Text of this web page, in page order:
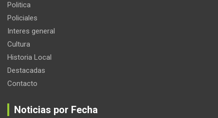
Politica
Policiales
Interes general
Cultura
Historia Local
Destacadas
Contacto
Noticias por Fecha